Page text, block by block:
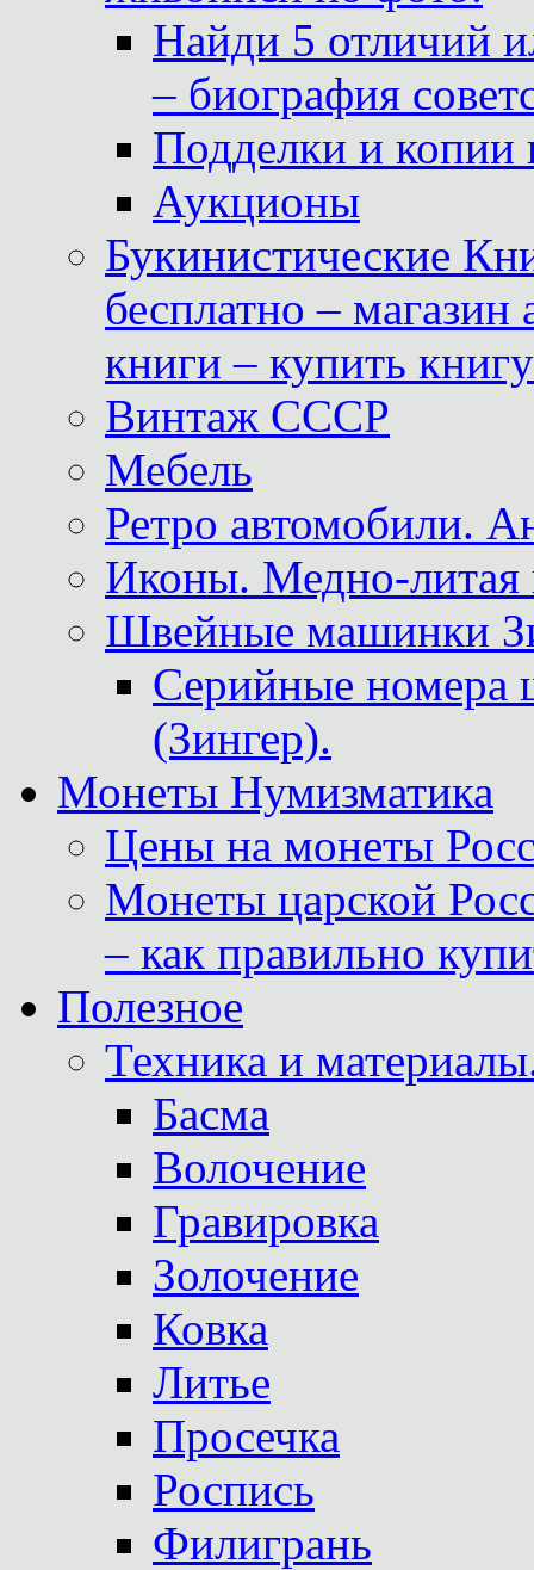
Найди 5 отличий
– биография
Подделки и копии
Аукционы
Букинистические
бесплатно –
книги – купить
Винтаж СССР
Мебель
Ретро автомобили.
Иконы. Медно-литая
Швейные машинки
Серийные
(Зингер).
Монеты Нумизматика
Цены на монеты
Монеты царской
– как правильно
Полезное
Техника и
Басма
Волочение
Гравировка
Золочение
Ковка
Литье
Просечка
Роспись
Филигрань